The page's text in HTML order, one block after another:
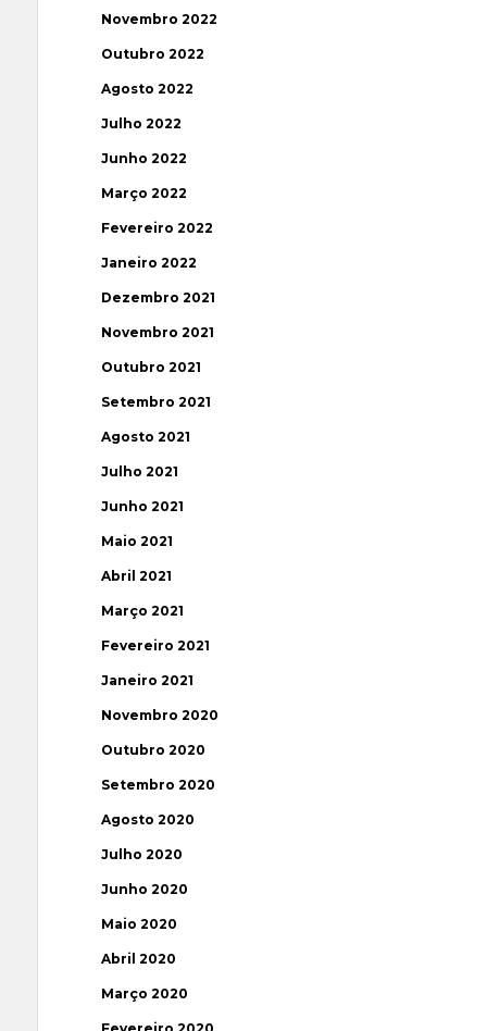
Novembro 2022
Outubro 2022
Agosto 2022
Julho 2022
Junho 2022
Março 2022
Fevereiro 2022
Janeiro 2022
Dezembro 2021
Novembro 2021
Outubro 2021
Setembro 2021
Agosto 2021
Julho 2021
Junho 2021
Maio 2021
Abril 2021
Março 2021
Fevereiro 2021
Janeiro 2021
Novembro 2020
Outubro 2020
Setembro 2020
Agosto 2020
Julho 2020
Junho 2020
Maio 2020
Abril 2020
Março 2020